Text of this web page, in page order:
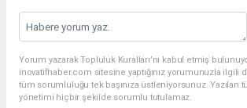
Yorum yazarak Topluluk Kuralları’nı kabul etmiş
inovatifhaber.com sitesine yaptığınız yorumunuzla ilgili
tüm sorumluluğu tek başınıza üstleniyorsunuz. Yazılan
yönetimi hiçbir şekilde sorumlu tutulamaz.